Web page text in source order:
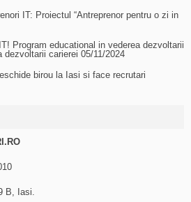
IT: Proiectul “Antreprenor pentru o zi in
Program educational in vederea dezvoltarii
dezvoltarii carierei 05/11/2024
birou la Iasi si face recrutari
B, Iasi.